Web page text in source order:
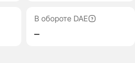
В обороте DAE
‒